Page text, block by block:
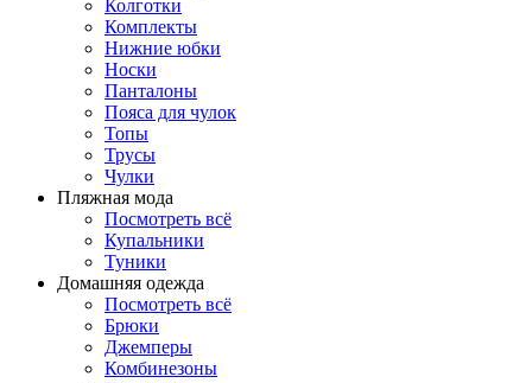
Колготки
Комплекты
Нижние юбки
Носки
Панталоны
Поясa для чулок
Топы
Трусы
Чулки
Пляжная мода
Посмотреть всё
Купальники
Туники
Домашняя одежда
Посмотреть всё
Брюки
Джемперы
Комбинезоны